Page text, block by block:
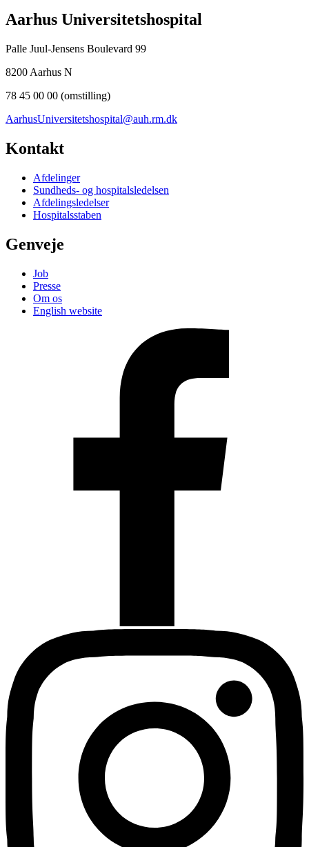
Aarhus Universitetshospital
Palle Juul-Jensens Boulevard 99
8200 Aarhus N
78 45 00 00 (omstilling)
AarhusUniversitetshospital@auh.rm.dk
Kontakt
Afdelinger
Sundheds- og hospitalsledelsen
Afdelingsledelser
Hospitalsstaben
Genveje
Job
Presse
Om os
English website